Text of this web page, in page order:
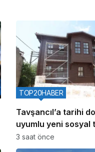
Tavşancıl’a tarihi
uyumlu yeni sosyal
geliyor
TOP20HABER
3 saat önce